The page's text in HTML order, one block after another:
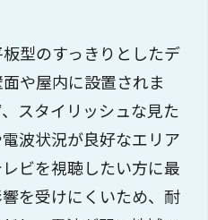
型のすっきりとしたデ
や屋内に設置されま
スタイリッシュな見た
波状況が良好なエリア
ビを視聴したい方に最
を受けにくいため、耐